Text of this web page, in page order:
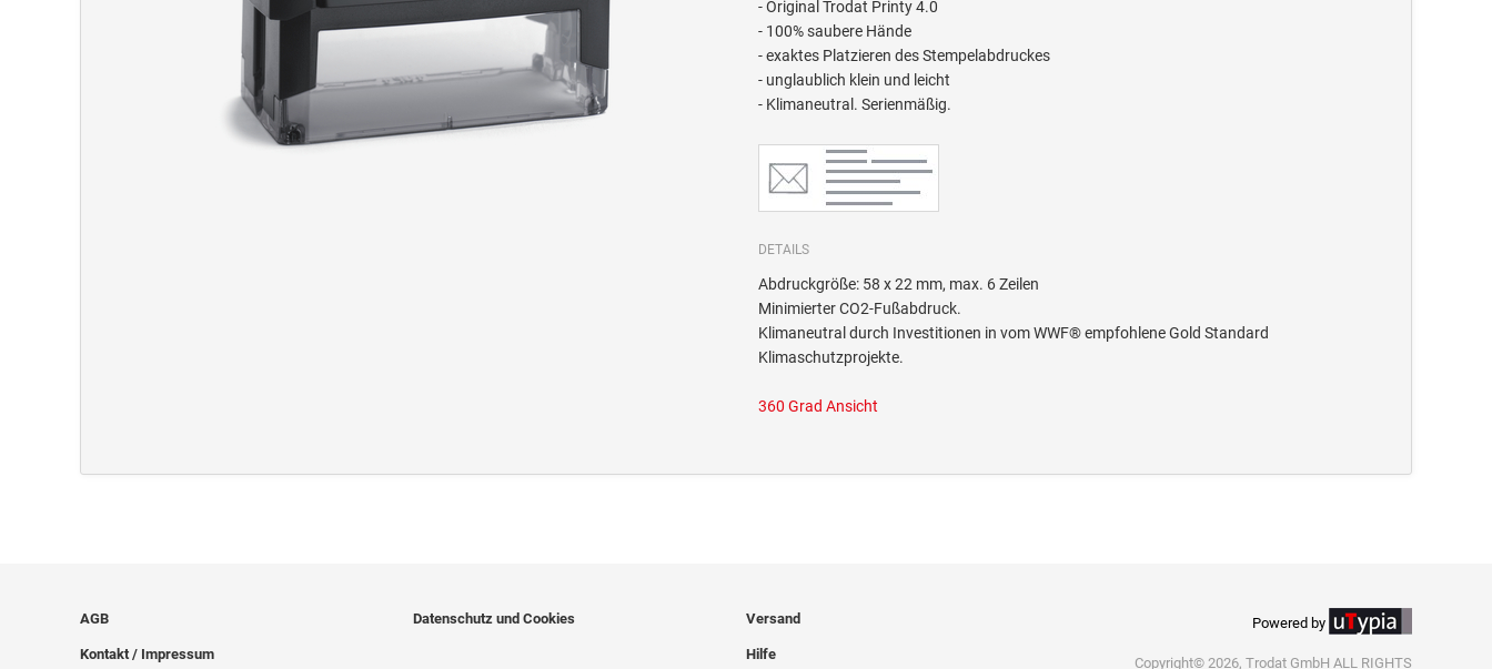
- Original Trodat Printy 4.0
- 100% saubere Hände
- exaktes Platzieren des Stempelabdruckes
- unglaublich klein und leicht
- Klimaneutral. Serienmäßig.
DETAILS
Abdruckgröße: 58 x 22 mm, max. 6 Zeilen
Minimierter CO2-Fußabdruck.
Klimaneutral durch Investitionen in vom WWF® empfohlene Gold Standard
Klimaschutzprojekte.
360 Grad Ansicht
AGB
Kontakt / Impressum
Datenschutz und Cookies Versand
Hilfe
Powered by
Copyright© 2026, Trodat GmbH ALL RIGHTS